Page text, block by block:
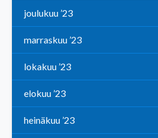
joulukuu ’23
marraskuu ’23
lokakuu ’23
elokuu ’23
heinäkuu ’23